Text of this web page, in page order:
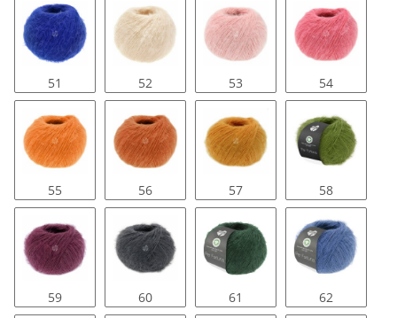
51 52 53 54
55 56 57 58
59 60 61 62